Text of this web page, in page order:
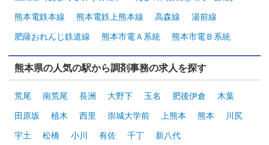
熊本電鉄本線 熊本電鉄上熊本線 高森線 湯前線
肥薩おれんじ鉄道線 熊本市電Ａ系統 熊本市電Ｂ系統
熊本県の人気の駅から調剤事務の求人を探す
荒尾 南荒尾 長洲 大野下 玉名 肥後伊倉 木葉
田原坂 植木 西里 崇城大学前 上熊本 熊本 川尻
宇土 松橋 小川 有佐 千丁 新八代